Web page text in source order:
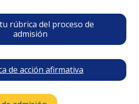
rúbrica del proceso de
admisión
de acción afirmativa